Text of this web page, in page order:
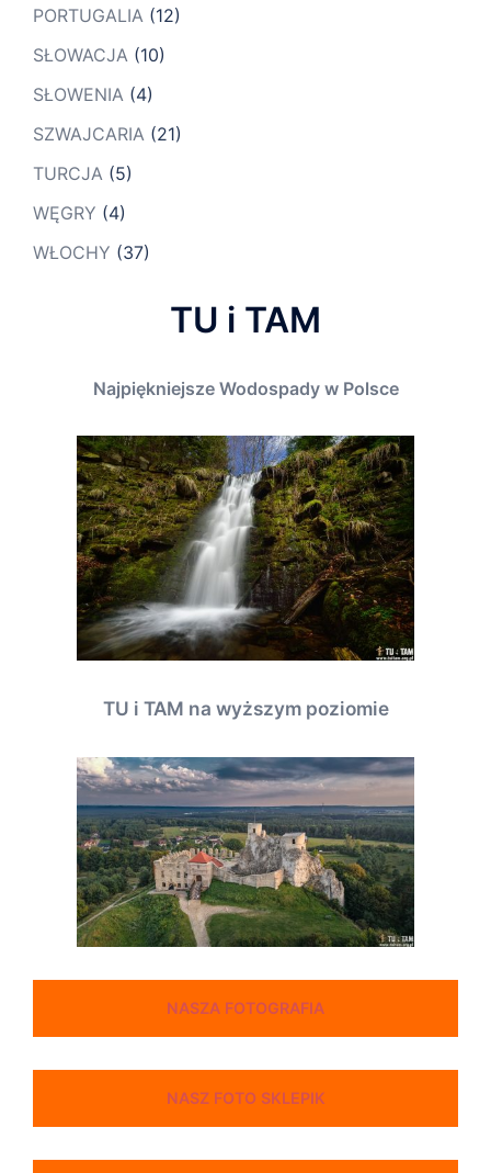
PORTUGALIA (12)
SŁOWACJA (10)
SŁOWENIA (4)
SZWAJCARIA (21)
TURCJA (5)
WĘGRY (4)
WŁOCHY (37)
TU i TAM
Najpiękniejsze Wodospady w Polsce
TU i TAM na wyższym poziomie
NASZA FOTOGRAFIA
NASZ FOTO SKLEPIK